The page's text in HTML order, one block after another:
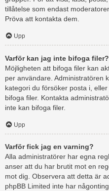
tillåtelse som endast
Pröva att kontakta dem.
Upp
Varför kan jag inte bifoga filer?
Möjligheten att bifoga filer kan
per användare. Administratören
kategori du försöker posta i,
bifoga filer. Kontakta
inte kan bifoga filer.
Upp
Varför fick jag en varning?
Alla administratörer har egna
anser att du har brutit mot en
mot dig. Observera att detta är
phpBB Limited inte har